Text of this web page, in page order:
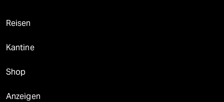
Reisen
Kantine
Shop
Anzeigen